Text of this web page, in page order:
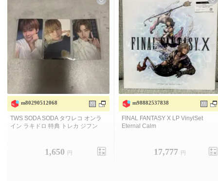
m80290512068
TWS SODA SODA 타와레코 온라인
라키도로 특전 토레카 지훈
1,650 円
m98882537838
파이널 판타지 X LP 바이닐 세트 이터
널 캄
17,777 円